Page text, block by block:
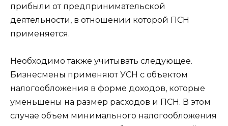
прибыли от предприни­мательской
деятельности, в отношении кото­рой ПСН
применяется.
Необходимо также учитывать следующее.
Бизнесмены применяют УСН с объектом
налого­обложения в форме доходов, которые
уменьшены на размер расходов и ПСН. В этом
случае объем минимального налогообложения